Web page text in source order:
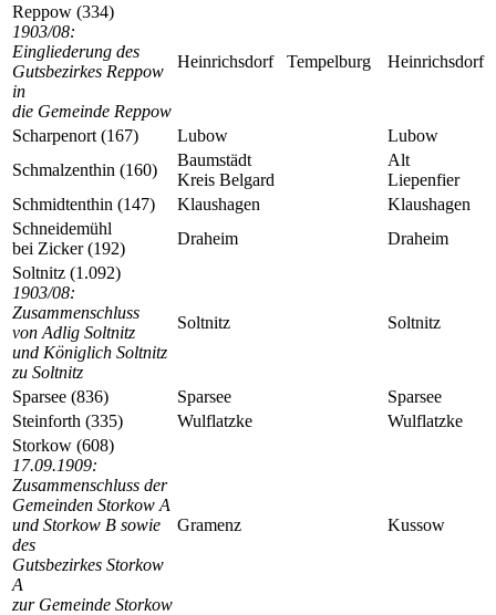
Reppow (334)
1903/08:
Eingliederung des
Gutsbezirkes Reppow
in
die Gemeinde Reppow
Heinrichsdorf Tempelburg Heinrichsdorf
Scharpenort (167) Lubow
Lubow
Schmalzenthin (160)
Baumstädt
Kreis Belgard
Alt
Liepenfier
Schmidtenthin (147)
Klaushagen
Klaushagen
Schneidemühl
bei Zicker (192)
Draheim
Draheim
Soltnitz (1.092)
1903/08:
Zusammenschluss
von Adlig Soltnitz
und Königlich Soltnitz
zu Soltnitz
Soltnitz Soltnitz
Sparsee (836) Sparsee
Sparsee
Steinforth (335)
Wulflatzke
Wulflatzke
Storkow (608)
17.09.1909:
Zusammenschluss der
Gemeinden Storkow A
und Storkow B sowie
des
Gutsbezirkes Storkow
A
zur Gemeinde Storkow
Gramenz Kussow